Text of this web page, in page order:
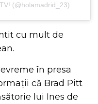
(@holamadrid_23)
cu mult de
în presa
că Brad Pitt
lui Ines de